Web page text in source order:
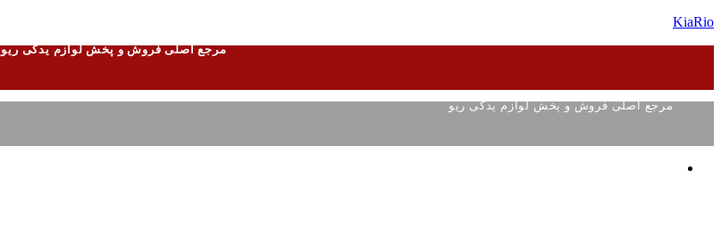
KiaRio
مرجع اصلی فروش و پخش لوازم یدکی ریو
مرجع اصلی فروش و پخش لوازم یدکی ریو